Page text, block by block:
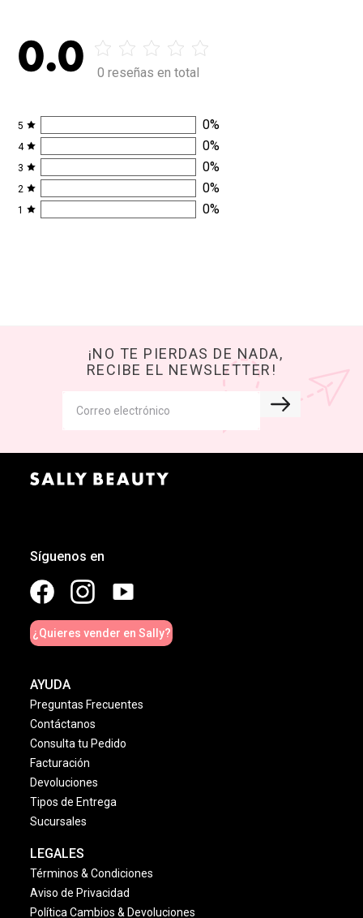
0.0 0 reseñas en total
5 0%
4 0%
3 0%
2 0%
1 0%
¡NO TE PIERDAS DE NADA,
RECIBE EL NEWSLETTER!
Síguenos en
¿Quieres vender en Sally?
AYUDA
Preguntas Frecuentes
Contáctanos
Consulta tu Pedido
Facturación
Devoluciones
Tipos de Entrega
Sucursales
LEGALES
Términos & Condiciones
Aviso de Privacidad
Política Cambios & Devoluciones